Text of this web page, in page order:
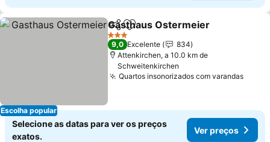
Escolha popular
PartilharAdicionar aos favoritos
Gasthaus Ostermeier
3 Estrelas
9,0 Excelente
834
Attenkirchen, a 10.0 km de
Schweitenkirchen
Quartos insonorizados com varandas
Selecione as datas para ver os preços
exatos.
Ver preços